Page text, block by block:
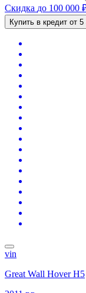
Скидка до 100 000
Купить в кредит от 5
vin
Great Wall Hover H5